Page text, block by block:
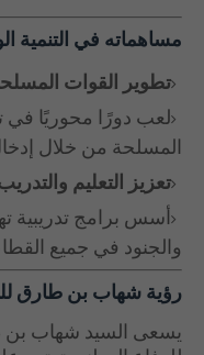
مساهماته في التنمية
تطوير القوات
لعب دورًا محوريًا
المسلحة من خلال
تعزيز التعليم
أسس برامج تدريبية
والجنود في جميع
رؤية شهاب بن طارق
يسعى السيد شهاب بن